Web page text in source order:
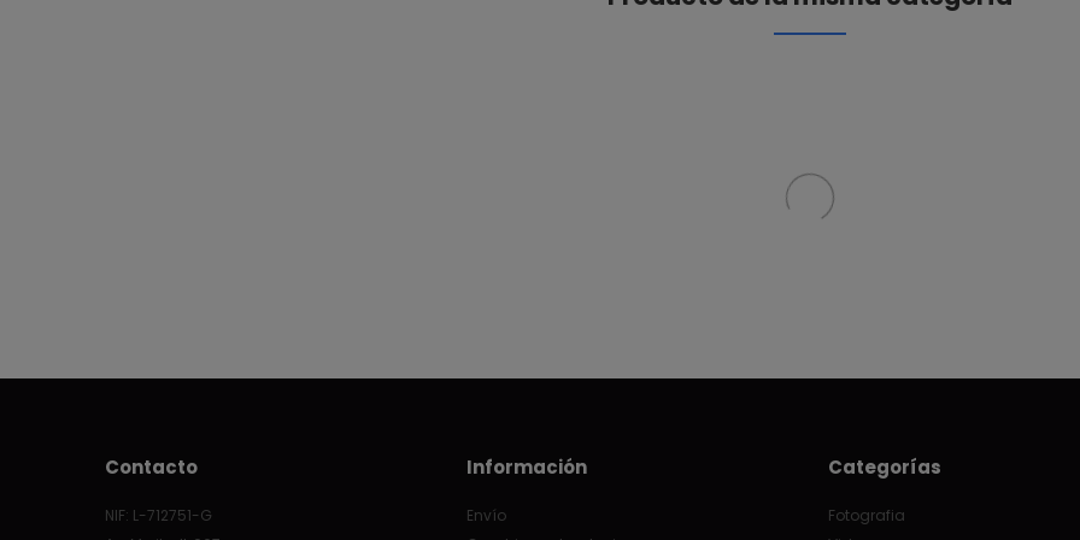
Contacto
NIF: L-712751-G
Información
Envío
Categorías
Fotografia